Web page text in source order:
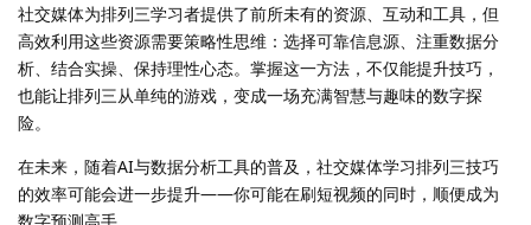
社交媒体为排列三学习者提供了前所未有的资源、互动和工具，但
高效利用这些资源需要策略性思维：选择可靠信息源、注重数据分
析、结合实操、保持理性心态。掌握这一方法，不仅能提升技巧，
也能让排列三从单纯的游戏，变成一场充满智慧与趣味的数字探
险。
在未来，随着AI与数据分析工具的普及，社交媒体学习排列三技巧
的效率可能会进一步提升——你可能在刷短视频的同时，顺便成为